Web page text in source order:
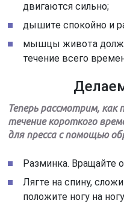
двигаются сильно;
дышите спокойно и
мышцы живота
течение всего
Теперь рассмотрим, как
течение короткого
для пресса с помощью
Разминка. Вращайте
Лягте на спину,
положите ногу на